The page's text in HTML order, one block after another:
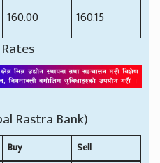
160.00 160.15
Rastra Bank)
Buy Sell